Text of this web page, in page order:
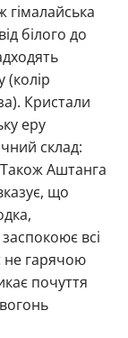
гімалайська
білого до
Кристали
еру
склад:
Також Аштанга
що
всі
не гарячою
почуття